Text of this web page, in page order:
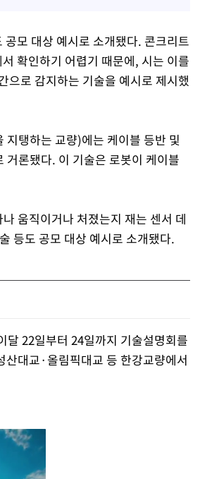
모 대상 예시로 소개됐다. 콘크리트
확인하기 어렵기 때문에, 시는 이를
으로 감지하는 기술을 예시로 제시했
탱하는 교량)에는 케이블 등반 및
거론됐다. 이 기술은 로봇이 케이블
움직이거나 처졌는지 재는 센서 데
등도 공모 대상 예시로 소개됐다.
달 22일부터 24일까지 기술설명회를
대교·올림픽대교 등 한강교량에서